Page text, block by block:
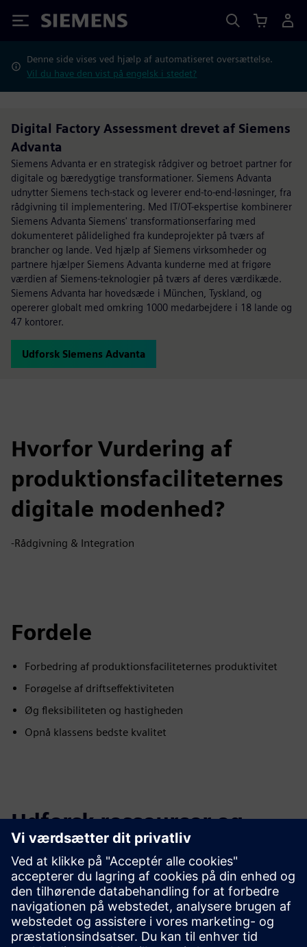
Siemens
Denne side vises ved hjælp af automatiseret oversættelse.
Vil du have den vist på engelsk i stedet?
Digital Factory Assessment drevet af Siemens
Advanta
Siemens Advanta er en strategisk rådgiver og betroet partner for
digitale og bæredygtige transformationer. Siemens Advanta
udnytter Siemens tech-stack og leverer end-to-end-løsninger, fra
rådgivning til implementering. Med IT/OT-ekspertise kombinerer
Siemens Advanta Siemens' transformationserfaring med
dokumenteret pålidelighed fra kundeprojekter på tværs af
brancher og lande. Ved hjælp af Siemens virksomheder og
partnere hjælper Siemens Advanta kunderne med at frigøre
værdien af Siemens-teknologier på tværs af deres værdikæde.
Siemens Advanta har hovedsæde i München, Tyskland, og
opererer globalt med omkring 1000 medarbejdere i 18 lande og
47 kontorer.
Udforsk Siemens Advanta
Hvorfor Vurdering af
produktionsfaciliteternes
digitale modenhed?
-Rådgivning & Integration
Fordele
Forbedring af produktionsfaciliteternes produktivitet
Forøgelse af driftseffektiviteten
Øg fleksibiliteten og hastigheden
Opnå klassens bedste kvalitet
Udforsk ressourcer og
relaterede produkter
Yderligere oplysninger og
ressourcer